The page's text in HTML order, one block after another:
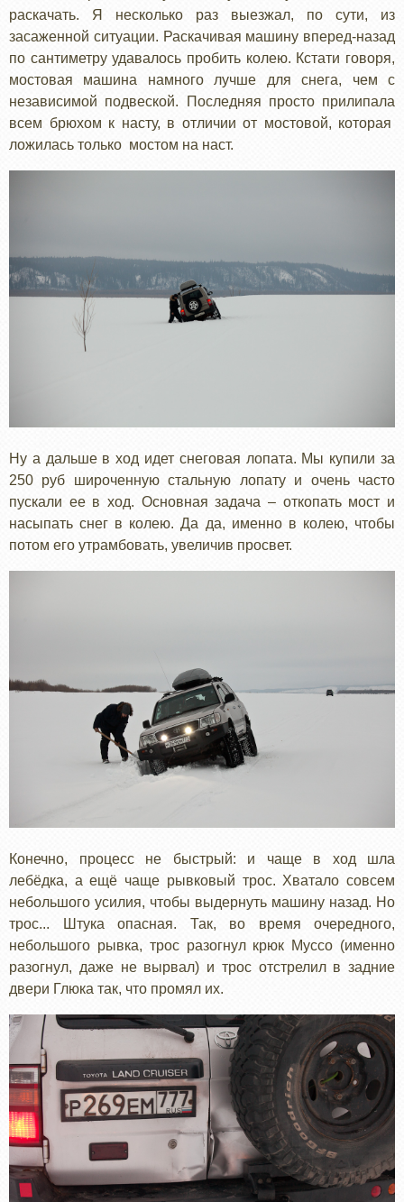
раскачать. Я несколько раз выезжал, по сути, из
засаженной ситуации. Раскачивая машину вперед-назад
по сантиметру удавалось пробить колею. Кстати говоря,
мостовая машина намного лучше для снега, чем с
независимой подвеской. Последняя просто прилипала
всем брюхом к насту, в отличии от мостовой, которая
ложилась только мостом на наст.
Ну а дальше в ход идет снеговая лопата. Мы купили за
250 руб широченную стальную лопату и очень часто
пускали ее в ход. Основная задача – откопать мост и
насыпать снег в колею. Да да, именно в колею, чтобы
потом его утрамбовать, увеличив просвет.
Конечно, процесс не быстрый: и чаще в ход шла
лебёдка, а ещё чаще рывковый трос. Хватало совсем
небольшого усилия, чтобы выдернуть машину назад. Но
трос... Штука опасная. Так, во время очередного,
небольшого рывка, трос разогнул крюк Муссо (именно
разогнул, даже не вырвал) и трос отстрелил в задние
двери Глюка так, что промял их.